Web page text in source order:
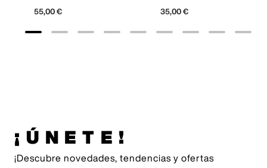
55,00 € 35,00 €
¡ÚNETE!
¡Descubre novedades, tendencias y ofertas